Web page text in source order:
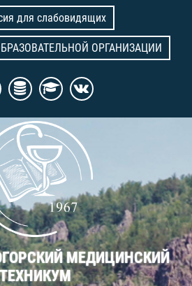
для слабовидящих
ОРГАНИЗАЦИИ
МЕДИЦИНСКИЙ
ТЕХНИКУМ